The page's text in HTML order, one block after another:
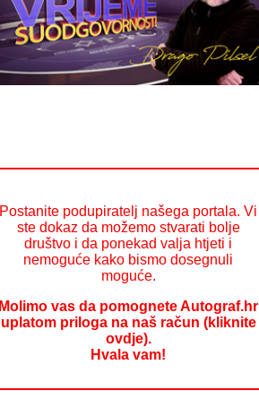
Postanite podupiratelj našega portala. Vi
ste dokaz da možemo stvarati bolje
društvo i da ponekad valja htjeti i
nemoguće kako bismo dosegnuli
moguće.
Molimo vas da pomognete Autograf.hr
uplatom priloga na naš račun (kliknite
ovdje).
Hvala vam!